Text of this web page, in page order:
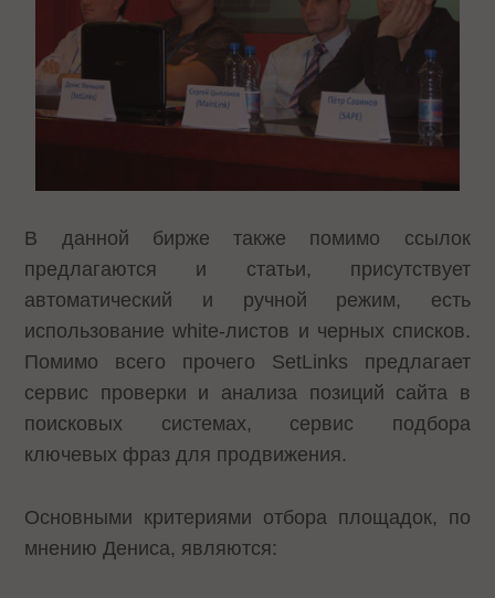
В данной бирже также помимо ссылок
предлагаются и статьи, присутствует
автоматический и ручной режим, есть
использование white-листов и черных списков.
Помимо всего прочего SetLinks предлагает
сервис проверки и анализа позиций сайта в
поисковых системах, сервис подбора
ключевых фраз для продвижения.
Основными критериями отбора площадок, по
мнению Дениса, являются: